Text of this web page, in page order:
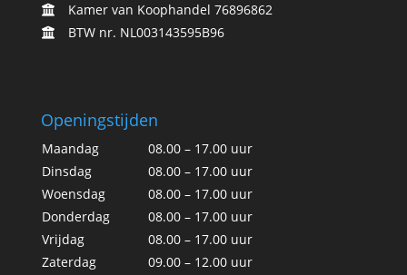
Kamer van Koophandel 76896862
BTW nr. NL003143595B96
Openingstijden
Maandag
08.00 – 17.00 uur
Dinsdag
08.00 – 17.00 uur
Woensdag
08.00 – 17.00 uur
Donderdag
08.00 – 17.00 uur
Vrijdag
08.00 – 17.00 uur
Zaterdag
09.00 – 12.00 uur